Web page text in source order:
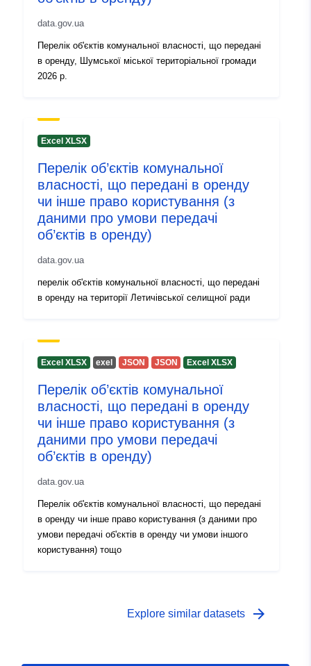
Versjonsinfo: 1.0
data.gov.ua
Перелік об'єктів комунальної власності, що передані
в оренду, Шумської міської територіальної громади
2026 р.
Excel XLSX
Перелік об’єктів комунальної
власності, що передані в оренду
чи інше право користування (з
даними про умови передачі
об’єктів в оренду)
data.gov.ua
перелік об'єктів комунальної власності, що передані
в оренду на території Летичівської селищної ради
Excel XLSX ехel JSON JSON Excel XLSX
Перелік об’єктів комунальної
власності, що передані в оренду
чи інше право користування (з
даними про умови передачі
об’єктів в оренду)
data.gov.ua
Перелік об'єктів комунальної власності, що передані
в оренду чи інше право користування (з даними про
умови передачі об'єктів в оренду чи умови іншого
користування) тощо
Explore similar datasets arrow_forward